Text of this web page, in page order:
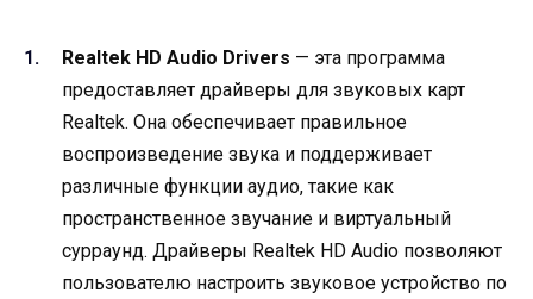
Realtek HD Audio Drivers — эта программа
предоставляет драйверы для звуковых карт
Realtek. Она обеспечивает правильное
воспроизведение звука и поддерживает
различные функции аудио, такие как
пространственное звучание и виртуальный
сурраунд. Драйверы Realtek HD Audio позволяют
пользователю настроить звуковое устройство по